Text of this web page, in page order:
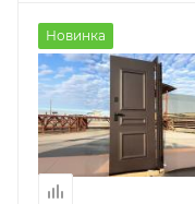
Новинка